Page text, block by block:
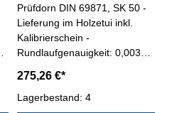
Prüfdorn DIN 69871, SK 50 -
Lieferung im Holzetui inkl.
Kalibrierschein -
Rundlaufgenauigkeit: 0,003
275,26 €*
Lagerbestand: 4